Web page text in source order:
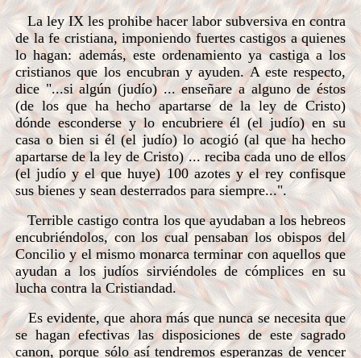
La ley IX les prohibe hacer labor subversiva en contra
de la fe cristiana, imponiendo fuertes castigos a quienes
lo hagan: además, este ordenamiento ya castiga a los
cristianos que los encubran y ayuden. A este respecto,
dice "...si algún (judío) ... enseñare a alguno de éstos
(de los que ha hecho apartarse de la ley de Cristo)
dónde esconderse y lo encubriere él (el judío) en su
casa o bien si él (el judío) lo acogió (al que ha hecho
apartarse de la ley de Cristo) ... reciba cada uno de ellos
(el judío y el que huye) 100 azotes y el rey confisque
sus bienes y sean desterrados para siempre...".
Terrible castigo contra los que ayudaban a los hebreos
encubriéndolos, con los cual pensaban los obispos del
Concilio y el mismo monarca terminar con aquellos que
ayudan a los judíos sirviéndoles de cómplices en su
lucha contra la Cristiandad.
Es evidente, que ahora más que nunca se necesita que
se hagan efectivas las disposiciones de este sagrado
canon, porque sólo así tendremos esperanzas de vencer